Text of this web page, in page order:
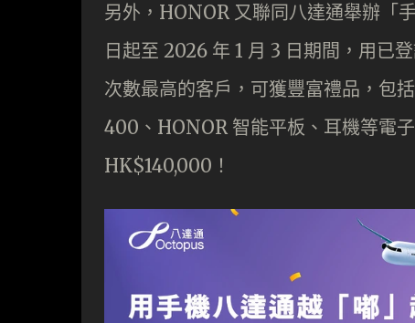
另外，HONOR 又聯同八達通舉辦「
日起至 2026 年 1 月 3 日期間，用已
次數最高的客戶，可獲豐富禮品，包
400、HONOR 智能平板、耳機等電
HK$140,000！